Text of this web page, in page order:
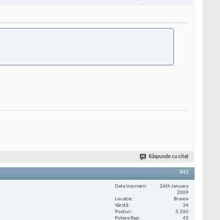
Răspunde cu citat
#42
Data înscrierii
26th January
2009
Locaţie
Brasov
Vârstă
34
Posturi
3.260
Putere Rep
43